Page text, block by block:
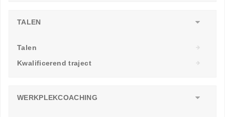
TALEN
Talen
Kwalificerend traject
WERKPLEKCOACHING